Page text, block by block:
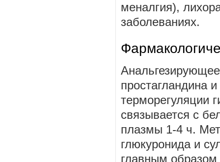
меналгия),
заболеваниях.
простагландина
терморегуляции
связывается с
плазмы 1-4 ч.
глюкуронида и
главным образом